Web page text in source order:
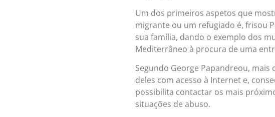
Um dos primeiros aspetos que
migrante ou um refugiado é, frisou
sua família, dando o exemplo dos
Mediterrâneo à procura de uma
Segundo George Papandreou,
deles com acesso à Internet e,
possibilita contactar os mais
situações de abuso.